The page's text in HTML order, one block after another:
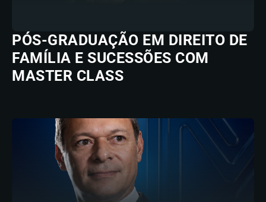
PÓS-GRADUAÇÃO EM DIREITO DE
FAMÍLIA E SUCESSÕES COM
MASTER CLASS